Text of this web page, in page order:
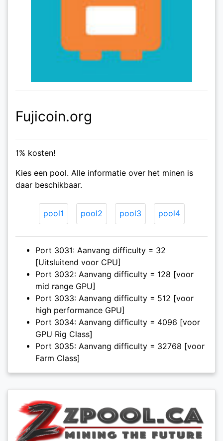
Fujicoin.org
1% kosten!
Kies een pool. Alle informatie over het minen is
daar beschikbaar.
pool1 pool2 pool3 pool4
Port 3031: Aanvang difficulty = 32
[Uitsluitend voor CPU]
Port 3032: Aanvang difficulty = 128 [voor
mid range GPU]
Port 3033: Aanvang difficulty = 512 [voor
high performance GPU]
Port 3034: Aanvang difficulty = 4096 [voor
GPU Rig Class]
Port 3035: Aanvang difficulty = 32768 [voor
Farm Class]